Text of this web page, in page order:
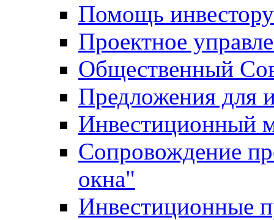
Помощь инвестору
Проектное
Общественный
Предложения для
Инвестиционный
Сопровождение
окна"
Инвестиционные